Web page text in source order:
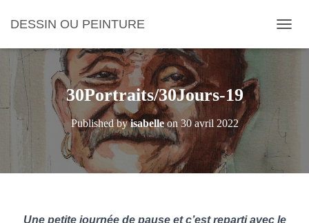
DESSIN OU PEINTURE
U
E
A
30Portraits/30Jours-19
Published byisabelleon 30 avril 2022
Une petite journée de pause et c’est reparti avec le